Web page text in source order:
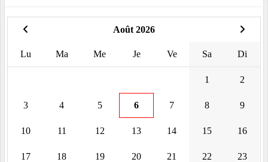
Août 2026
Lu Ma Me Je Ve Sa Di
1 2
3 4 5 6 7 8 9
10 11 12 13 14 15 16
17 18 19 20 21 22 23